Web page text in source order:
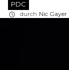
PDC
durch Nic Gayer